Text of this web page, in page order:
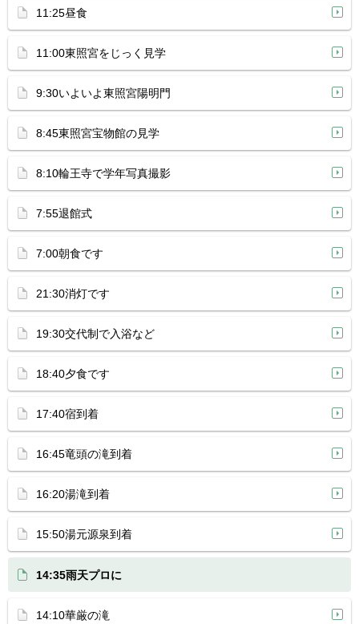
11:25昼食
11:00東照宮をじっく見学
9:30いよいよ東照宮陽明門
8:45東照宮宝物館の見学
8:10輪王寺で学年写真撮影
7:55退館式
7:00朝食です
21:30消灯です
19:30交代制で入浴など
18:40夕食です
17:40宿到着
16:45竜頭の滝到着
16:20湯滝到着
15:50湯元源泉到着
14:35雨天プロに
14:10華厳の滝